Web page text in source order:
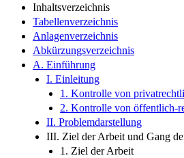
Inhaltsverzeichnis
Tabellenverzeichnis
Anlagenverzeichnis
Abkürzungsverzeichnis
A. Einführung
I. Einleitung
1. Kontrolle von
2. Kontrolle von öffentlich-
II. Problemdarstellung
III. Ziel der Arbeit und Gang
1. Ziel der Arbeit